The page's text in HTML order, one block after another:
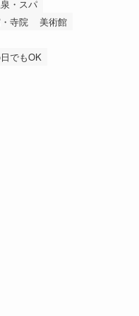
・スパ
寺院
美術館
でもOK